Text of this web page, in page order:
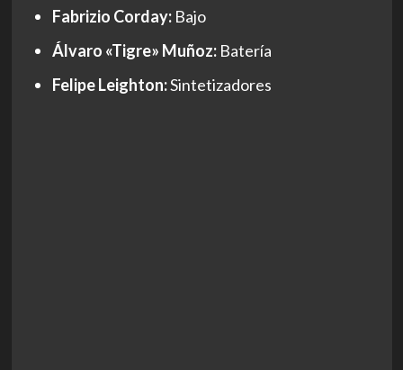
Fabrizio Corday:Bajo
Álvaro «Tigre» Muñoz:Batería
Felipe Leighton:Sintetizadores